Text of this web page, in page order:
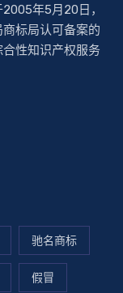
年5月20日，
标局认可备案的
性知识产权服务
驰名商标
假冒